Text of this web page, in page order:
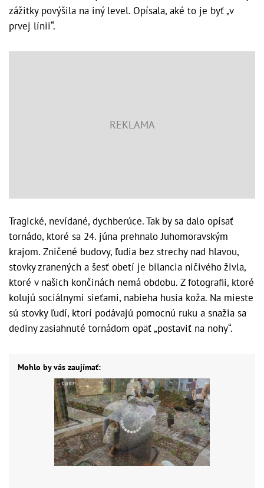
zážitky povýšila na iný level. Opísala, aké to je byť „v
prvej línii“.
Tragické, nevídané, dychberúce. Tak by sa dalo opísať
tornádo, ktoré sa 24. júna prehnalo Juhomoravským
krajom. Zničené budovy, ľudia bez strechy nad hlavou,
stovky zranených a šesť obetí je bilancia ničivého živla,
ktoré v našich končinách nemá obdobu. Z fotografii, ktoré
kolujú sociálnymi sieťami, nabieha husia koža. Na mieste
sú stovky ľudí, ktorí podávajú pomocnú ruku a snažia sa
dediny zasiahnuté tornádom opäť „postaviť na nohy“.
Mohlo by vás zaujímať: